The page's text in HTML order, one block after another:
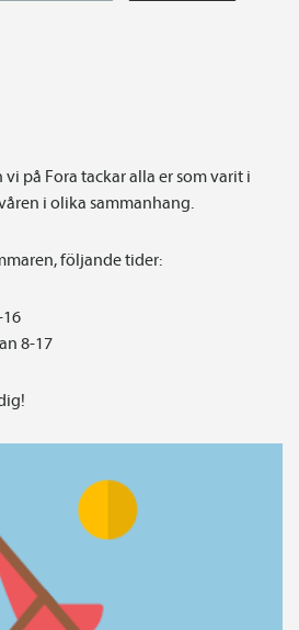
på Fora tackar alla er som varit i
i olika sammanhang.
följande tider:
8-17